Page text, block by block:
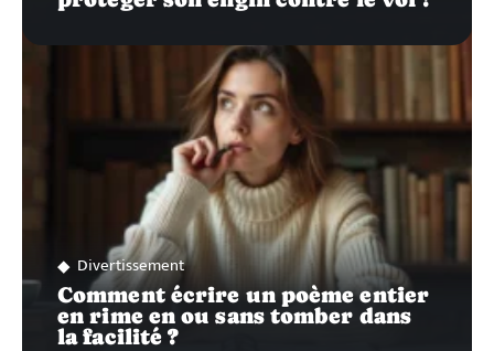
Divertissement
Comment écrire un poème entier
en rime en ou sans tomber dans
la facilité ?